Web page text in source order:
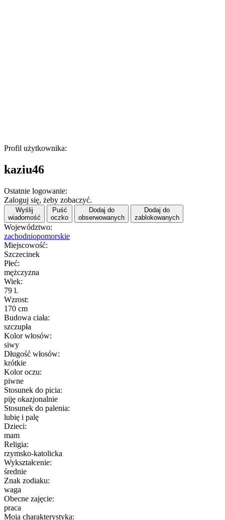
Profil użytkownika:
kaziu46
Ostatnie logowanie:
Zaloguj się, żeby zobaczyć.
Wyślij
wiadomość
Puść
oczko
Dodaj do
obserwowanych
Dodaj do
zablokowanych
Województwo:
zachodniopomorskie
Miejscowość:
Szczecinek
Płeć:
mężczyzna
Wiek:
79 l.
Wzrost:
170 cm
Budowa ciała:
szczupła
Kolor włosów:
siwy
Długość włosów:
krótkie
Kolor oczu:
piwne
Stosunek do picia:
piję okazjonalnie
Stosunek do palenia:
lubię i palę
Dzieci:
mam
Religia:
rzymsko-katolicka
Wykształcenie:
średnie
Znak zodiaku:
waga
Obecne zajęcie:
praca
Moja charakterystyka: